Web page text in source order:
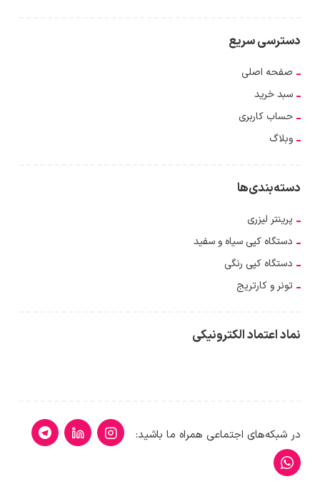
دسترسی سریع
صفحه اصلی
سبد خرید
حساب کاربری
وبلاگ
دسته‌بندی‌ها
پرینتر لیزری
دستگاه کپی سیاه و سفید
دستگاه کپی رنگی
تونر و کارتریج
نماد اعتماد الکترونیکی
در شبکه‌های اجتماعی همراه ما باشید: